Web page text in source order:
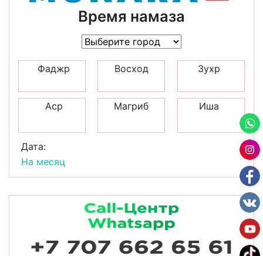
Время намаза
Фаджр Восход Зухр
Аср Магриб Иша
Дата:
На месяц